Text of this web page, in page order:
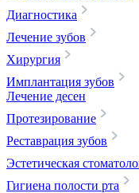
Диагностика
Лечение зубов
Хирургия
Имплантация зубов
Лечение десен
Протезирование
Реставрация зубов
Эстетическая
Гигиена полости рта